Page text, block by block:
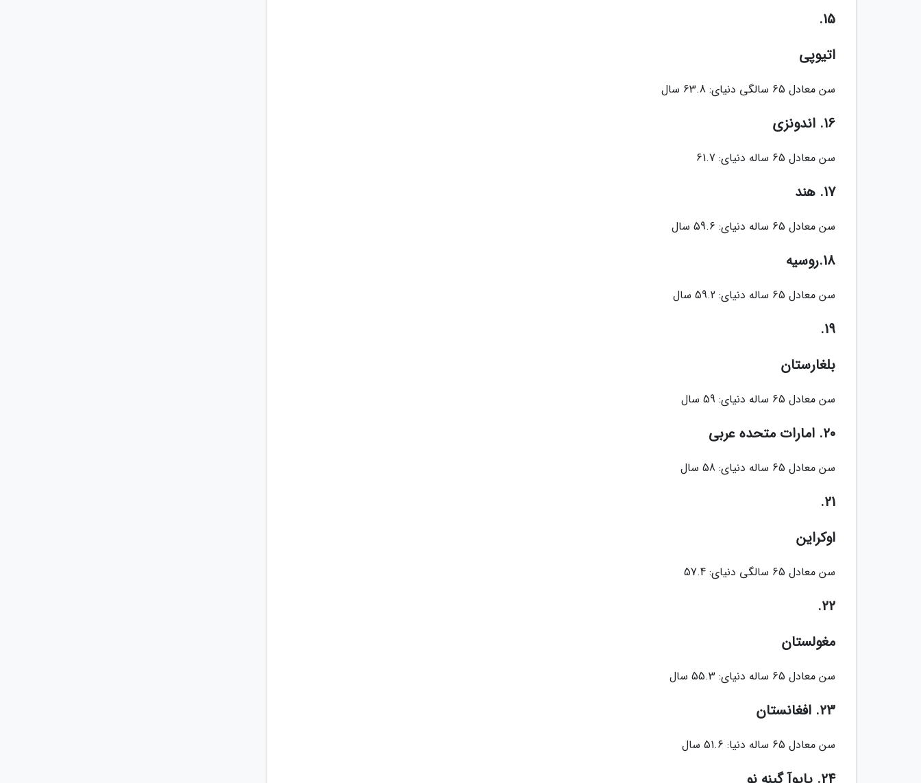
15.
اتیوپی
سن معادل 65 سالگی دنیای: 63.8 سال
16. اندونزی
سن معادل 65 ساله دنیای: 61.7
17. هند
سن معادل 65 ساله دنیای: 59.6 سال
18.روسیه
سن معادل 65 ساله دنیای: 59.2 سال
19.
بلغارستان
سن معادل 65 ساله دنیای: 59 سال
20. امارات متحده عربی
سن معادل 65 ساله دنیای: 58 سال
21.
اوکراین
سن معادل 65 سالگی دنیای: 57.4
22.
مغولستان
سن معادل 65 ساله دنیای: 55.3 سال
23. افغانستان
سن معادل 65 ساله دنیا: 51.6 سال